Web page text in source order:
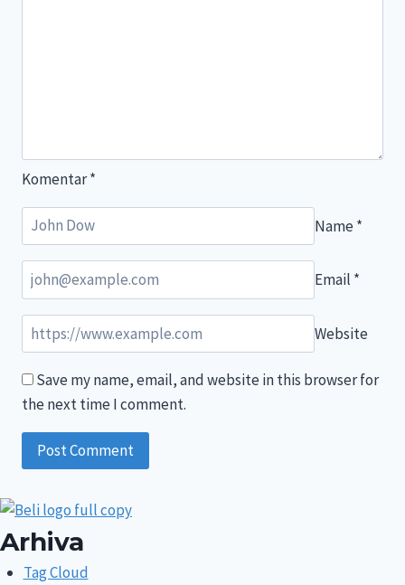
zlatno
doba
Komentar*
Name *
Email *
Website
Save my name, email, and website in this browser for
the next time I comment.
Arhiva
Tag Cloud